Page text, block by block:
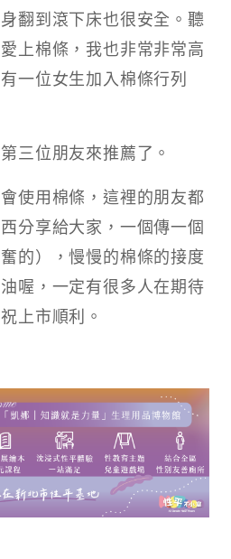
翻到滾下床也很安全。聽
上棉條，我也非常非常高
一位女生加入棉條行列
三位朋友來推薦了。
使用棉條，這裡的朋友都
分享給大家，一個傳一個
的），慢慢的棉條的接度
喔，一定有很多人在期待
上市順利。